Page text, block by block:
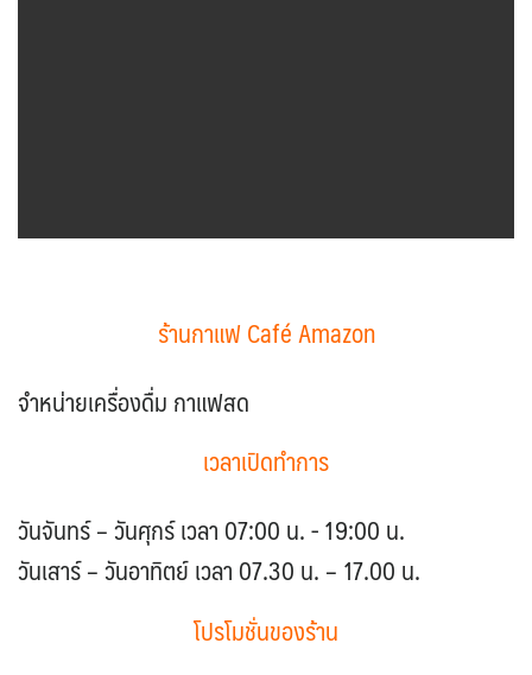
ร้านกาแฟ Café Amazon
จำหน่ายเครื่องดื่ม กาแฟสด
เวลาเปิดทำการ
วันจันทร์ – วันศุกร์ เวลา 07:00 น. - 19:00 น.
วันเสาร์ – วันอาทิตย์ เวลา 07.30 น. – 17.00 น.
โปรโมชั่นของร้าน